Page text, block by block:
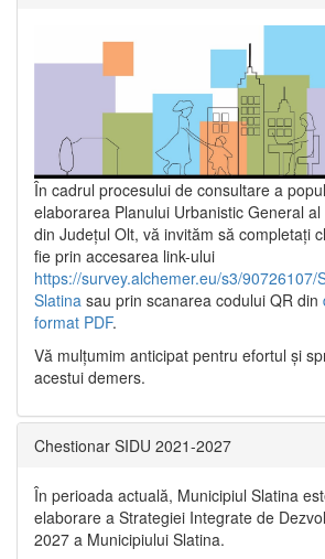
În cadrul procesului de consultare a
elaborarea Planului Urbanistic General
din Județul Olt, vă invităm să completați
fie prin accesarea link-ului
https://survey.alchemer.eu/s3/90726107/
Slatina sau prin scanarea codului QR din
format PDF.
Vă mulţumim anticipat pentru efortul şi
acestui demers.
Chestionar SIDU 2021-2027
În perioada actuală, Municipiul Slatina
elaborare a Strategiei Integrate de
2027 a Municipiului Slatina.